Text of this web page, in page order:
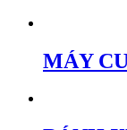
MÁY